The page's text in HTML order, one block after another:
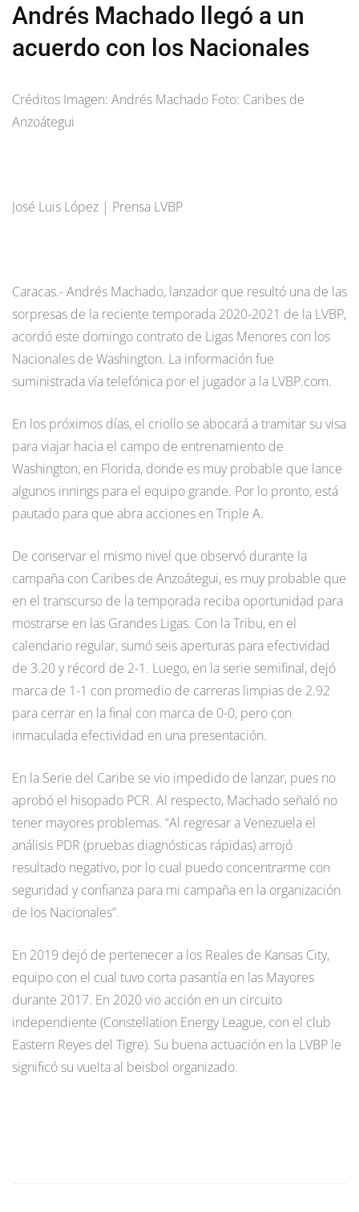
Andrés Machado llegó a un
acuerdo con los Nacionales
Créditos Imagen: Andrés Machado Foto: Caribes de
Anzoátegui
José Luis López | Prensa LVBP
Caracas.- Andrés Machado, lanzador que resultó una de las
sorpresas de la reciente temporada 2020-2021 de la LVBP,
acordó este domingo contrato de Ligas Menores con los
Nacionales de Washington. La información fue
suministrada vía telefónica por el jugador a la LVBP.com.
En los próximos días, el criollo se abocará a tramitar su visa
para viajar hacia el campo de entrenamiento de
Washington, en Florida, donde es muy probable que lance
algunos innings para el equipo grande. Por lo pronto, está
pautado para que abra acciones en Triple A.
De conservar el mismo nivel que observó durante la
campaña con Caribes de Anzoátegui, es muy probable que
en el transcurso de la temporada reciba oportunidad para
mostrarse en las Grandes Ligas. Con la Tribu, en el
calendario regular, sumó seis aperturas para efectividad
de 3.20 y récord de 2-1. Luego, en la serie semifinal, dejó
marca de 1-1 con promedio de carreras limpias de 2.92
para cerrar en la final con marca de 0-0, pero con
inmaculada efectividad en una presentación.
En la Serie del Caribe se vio impedido de lanzar, pues no
aprobó el hisopado PCR. Al respecto, Machado señaló no
tener mayores problemas. “Al regresar a Venezuela el
análisis PDR (pruebas diagnósticas rápidas) arrojó
resultado negativo, por lo cual puedo concentrarme con
seguridad y confianza para mi campaña en la organización
de los Nacionales”.
En 2019 dejó de pertenecer a los Reales de Kansas City,
equipo con el cual tuvo corta pasantía en las Mayores
durante 2017. En 2020 vio acción en un circuito
independiente (Constellation Energy League, con el club
Eastern Reyes del Tigre). Su buena actuación en la LVBP le
significó su vuelta al beisbol organizado.